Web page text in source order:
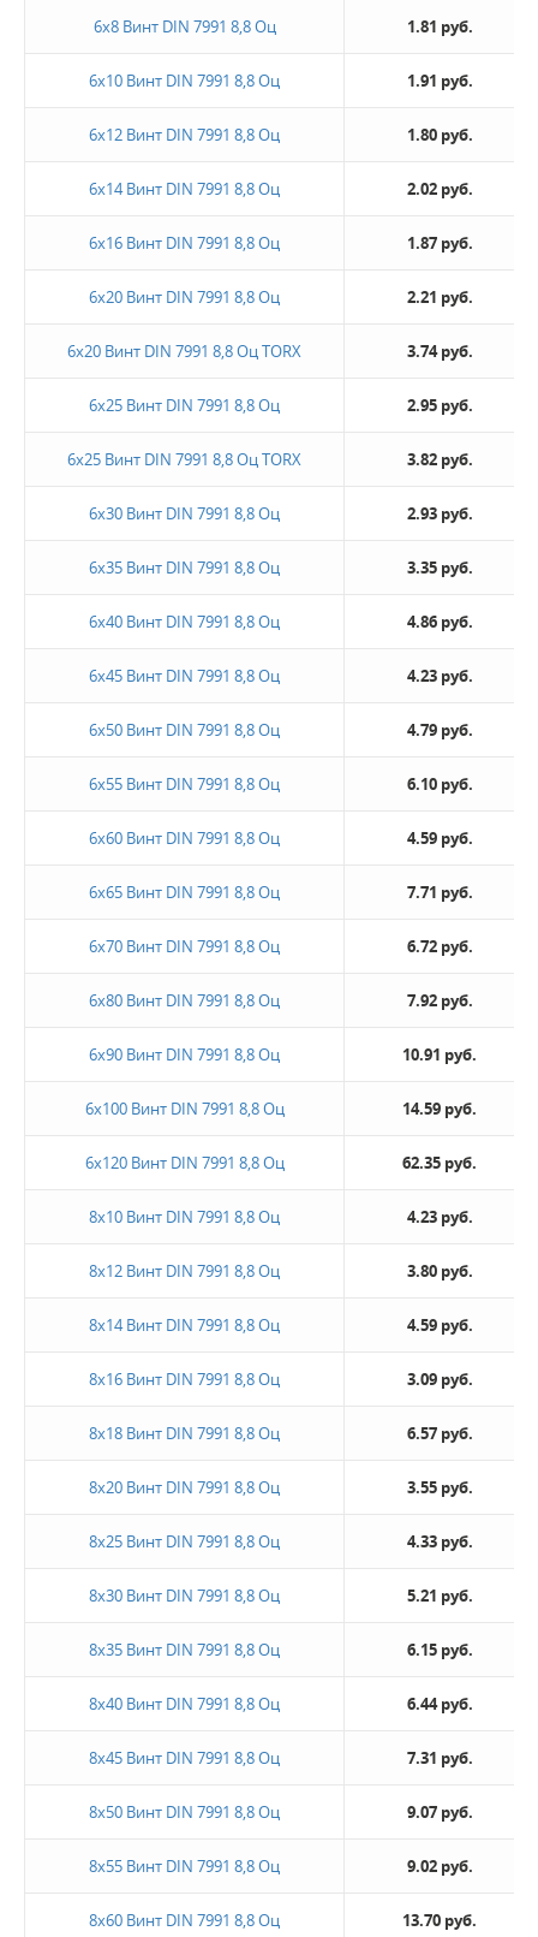
6х8 Винт DIN 7991 8,8 Оц 1.81 руб.
6х10 Винт DIN 7991 8,8 Оц 1.91 руб.
6х12 Винт DIN 7991 8,8 Оц 1.80 руб.
6х14 Винт DIN 7991 8,8 Оц 2.02 руб.
6х16 Винт DIN 7991 8,8 Оц 1.87 руб.
6х20 Винт DIN 7991 8,8 Оц 2.21 руб.
6х20 Винт DIN 7991 8,8 Оц TORX 3.74 руб.
6х25 Винт DIN 7991 8,8 Оц 2.95 руб.
6х25 Винт DIN 7991 8,8 Оц TORX 3.82 руб.
6х30 Винт DIN 7991 8,8 Оц 2.93 руб.
6х35 Винт DIN 7991 8,8 Оц 3.35 руб.
6х40 Винт DIN 7991 8,8 Оц 4.86 руб.
6х45 Винт DIN 7991 8,8 Оц 4.23 руб.
6х50 Винт DIN 7991 8,8 Оц 4.79 руб.
6х55 Винт DIN 7991 8,8 Оц 6.10 руб.
6х60 Винт DIN 7991 8,8 Оц 4.59 руб.
6х65 Винт DIN 7991 8,8 Оц 7.71 руб.
6х70 Винт DIN 7991 8,8 Оц 6.72 руб.
6х80 Винт DIN 7991 8,8 Оц 7.92 руб.
6х90 Винт DIN 7991 8,8 Оц 10.91 руб.
6х100 Винт DIN 7991 8,8 Оц 14.59 руб.
6х120 Винт DIN 7991 8,8 Оц 62.35 руб.
8х10 Винт DIN 7991 8,8 Оц 4.23 руб.
8х12 Винт DIN 7991 8,8 Оц 3.80 руб.
8х14 Винт DIN 7991 8,8 Оц 4.59 руб.
8х16 Винт DIN 7991 8,8 Оц 3.09 руб.
8х18 Винт DIN 7991 8,8 Оц 6.57 руб.
8х20 Винт DIN 7991 8,8 Оц 3.55 руб.
8х25 Винт DIN 7991 8,8 Оц 4.33 руб.
8х30 Винт DIN 7991 8,8 Оц 5.21 руб.
8х35 Винт DIN 7991 8,8 Оц 6.15 руб.
8х40 Винт DIN 7991 8,8 Оц 6.44 руб.
8х45 Винт DIN 7991 8,8 Оц 7.31 руб.
8х50 Винт DIN 7991 8,8 Оц 9.07 руб.
8х55 Винт DIN 7991 8,8 Оц 9.02 руб.
8х60 Винт DIN 7991 8,8 Оц 13.70 руб.